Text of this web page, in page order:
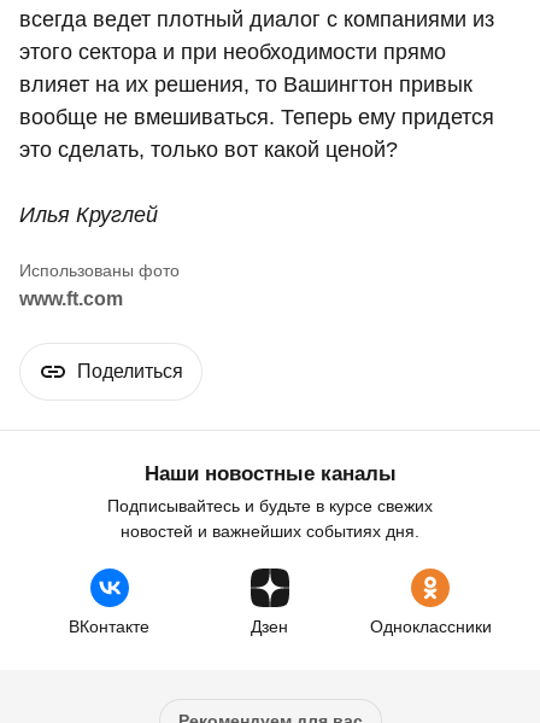
всегда ведет плотный диалог с компаниями из
этого сектора и при необходимости прямо
влияет на их решения, то Вашингтон привык
вообще не вмешиваться. Теперь ему придется
это сделать, только вот какой ценой?
Илья Круглей
www.ft.com
Поделиться
Наши новостные каналы
Подписывайтесь и будьте в курсе свежих
новостей и важнейших событиях дня.
ВКонтакте Дзен Одноклассники